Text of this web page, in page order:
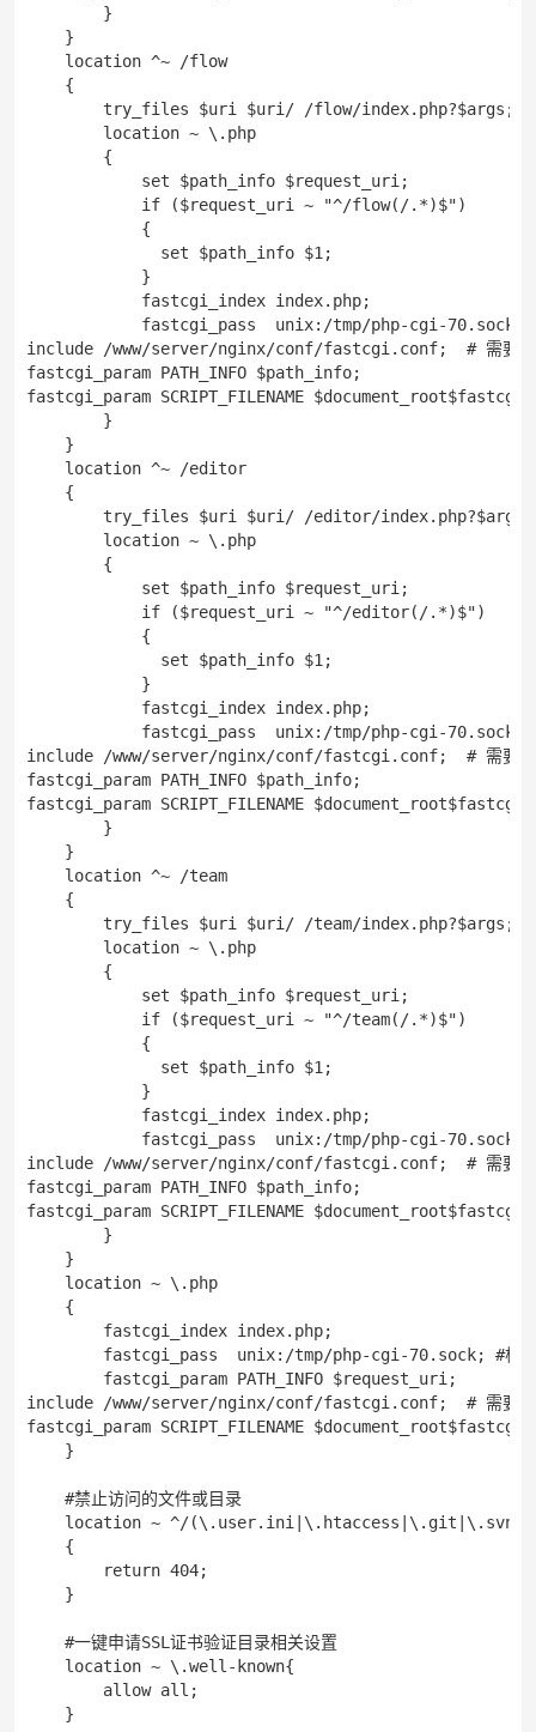
}
}
location ^~ /flow
{
try_files $uri $uri/ /flow/index.php?$args;
location ~ \.php
{
set $path_info $request_uri;
if ($request_uri ~ "^/flow(/.*)$")
{
set $path_info $1;
}
fastcgi_index index.php;
fastcgi_pass  unix:/tmp/php-cgi-70.sock; #根据
include /www/server/nginx/conf/fastcgi.conf;  # 需要根
fastcgi_param PATH_INFO $path_info;
fastcgi_param SCRIPT_FILENAME
}
}
location ^~ /editor
{
try_files $uri $uri/ /editor/index.php?$args;
location ~ \.php
{
set $path_info $request_uri;
if ($request_uri ~ "^/editor(/.*)$")
{
set $path_info $1;
}
fastcgi_index index.php;
fastcgi_pass  unix:/tmp/php-cgi-70.sock; #根据
include /www/server/nginx/conf/fastcgi.conf;  # 需要根
fastcgi_param PATH_INFO $path_info;
fastcgi_param SCRIPT_FILENAME
}
}
location ^~ /team
{
try_files $uri $uri/ /team/index.php?$args;
location ~ \.php
{
set $path_info $request_uri;
if ($request_uri ~ "^/team(/.*)$")
{
set $path_info $1;
}
fastcgi_index index.php;
fastcgi_pass  unix:/tmp/php-cgi-70.sock; #根据
include /www/server/nginx/conf/fastcgi.conf;  # 需要根
fastcgi_param PATH_INFO $path_info;
fastcgi_param SCRIPT_FILENAME
}
}
location ~ \.php
{
fastcgi_index index.php;
fastcgi_pass  unix:/tmp/php-cgi-70.sock; #根据实
fastcgi_param PATH_INFO $request_uri;
include /www/server/nginx/conf/fastcgi.conf;  # 需要根
fastcgi_param SCRIPT_FILENAME
}
#禁止访问的文件或目录
location ~ ^/
{
return 404;
}
#一键申请SSL证书验证目录相关设置
location ~ \.well-known{
allow all;
}